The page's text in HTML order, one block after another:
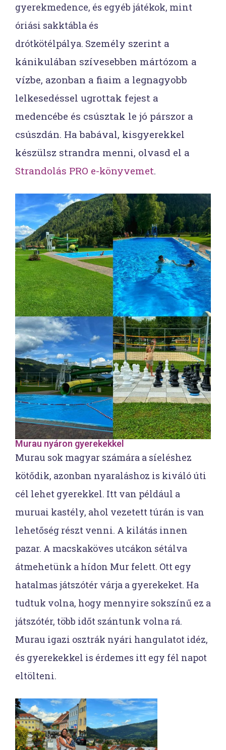
gyerekmedence, és egyéb játékok, mint
óriási sakktábla és
drótkötélpálya. Személy szerint a
kánikulában szívesebben mártózom a
vízbe, azonban a fiaim a legnagyobb
lelkesedéssel ugrottak fejest a
medencébe és csúsztak le jó párszor a
csúszdán. Ha babával, kisgyerekkel
készülsz strandra menni, olvasd el a
Strandolás PRO e-könyvemet.
Murau nyáron gyerekekkel
Murau sok magyar számára a síeléshez
kötődik, azonban nyaraláshoz is kiváló úti
cél lehet gyerekkel. Itt van például a
muruai kastély, ahol vezetett túrán is van
lehetőség részt venni. A kilátás innen
pazar. A macskaköves utcákon sétálva
átmehetünk a hídon Mur felett. Ott egy
hatalmas játszótér várja a gyerekeket. Ha
tudtuk volna, hogy mennyire sokszínű ez a
játszótér, több időt szántunk volna rá.
Murau igazi osztrák nyári hangulatot idéz,
és gyerekekkel is érdemes itt egy fél napot
eltölteni.